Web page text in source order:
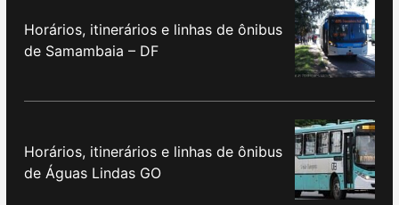
Horários, itinerários e linhas de ônibus
de Samambaia – DF
Horários, itinerários e linhas de ônibus
de Águas Lindas GO